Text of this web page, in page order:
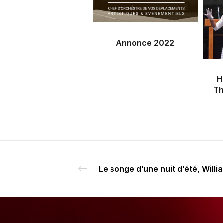
Annonce 2022